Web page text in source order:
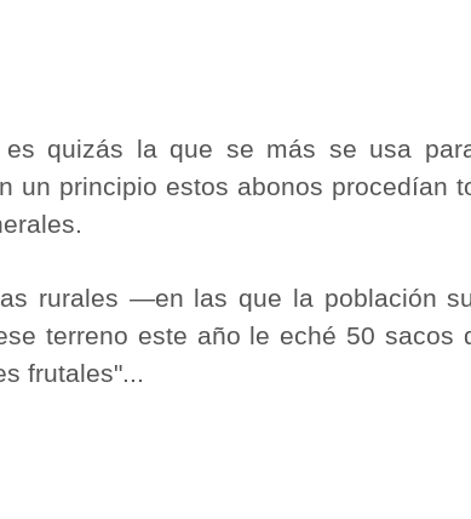
es quizás la que se más se usa
un principio estos abonos procedían
rurales ―en las que la población
terreno este año le eché 50 sacos
frutales"...